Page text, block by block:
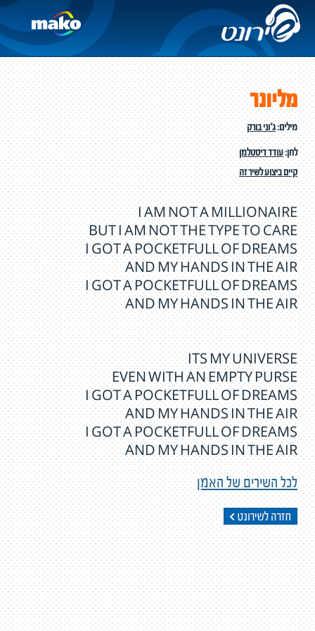
מליונר
מילים:ג'וני בורק
לחן:עודד דיסטלמן
קיים ביצוע לשיר זה
I AM NOT A MILLIONAIRE
BUT I AM NOT THE TYPE TO CARE
I GOT A POCKETFULL OF DREAMS
AND MY HANDS IN THE AIR
I GOT A POCKETFULL OF DREAMS
AND MY HANDS IN THE AIR
ITS MY UNIVERSE
EVEN WITH AN EMPTY PURSE
I GOT A POCKETFULL OF DREAMS
AND MY HANDS IN THE AIR
I GOT A POCKETFULL OF DREAMS
AND MY HANDS IN THE AIR
לכל השירים של האמן